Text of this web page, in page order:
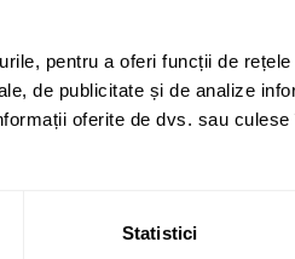
pentru a oferi funcții de
de publicitate și de analize
oferite de dvs. sau
Statistici